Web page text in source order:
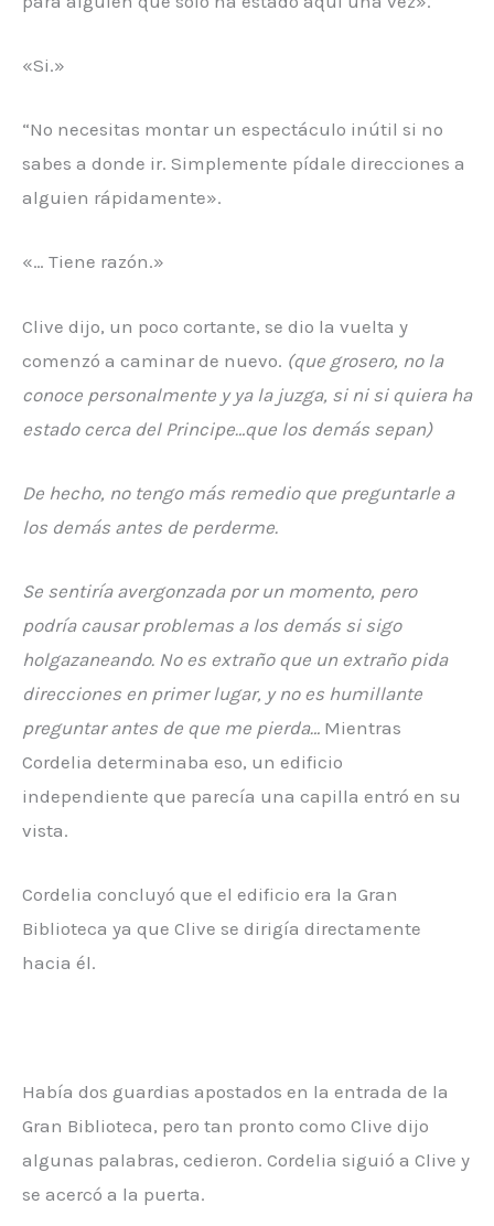
«Si.»
“No necesitas montar un espectáculo inútil si no
sabes a donde ir. Simplemente pídale direcciones a
alguien rápidamente».
«… Tiene razón.»
Clive dijo, un poco cortante, se dio la vuelta y
comenzó a caminar de nuevo. (que grosero, no la
conoce personalmente y ya la juzga, si ni si quiera ha
estado cerca del Principe…que los demás sepan)
De hecho, no tengo más remedio que preguntarle a
los demás antes de perderme.
Se sentiría avergonzada por un momento, pero
podría causar problemas a los demás si sigo
holgazaneando. No es extraño que un extraño pida
direcciones en primer lugar, y no es humillante
preguntar antes de que me pierda… Mientras
Cordelia determinaba eso, un edificio
independiente que parecía una capilla entró en su
vista.
Cordelia concluyó que el edificio era la Gran
Biblioteca ya que Clive se dirigía directamente
hacia él.
Había dos guardias apostados en la entrada de la
Gran Biblioteca, pero tan pronto como Clive dijo
algunas palabras, cedieron. Cordelia siguió a Clive y
se acercó a la puerta.